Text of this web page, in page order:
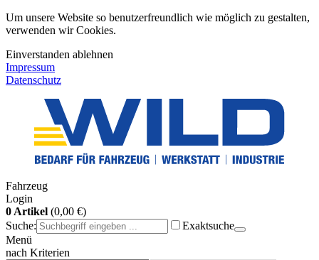
Um unsere Website so benutzerfreundlich wie möglich zu gestalten,
verwenden wir Cookies.
Einverstanden ablehnen
Impressum
Datenschutz
Fahrzeug
Login
0 Artikel (0,00 €)
Suche:
Exaktsuche
Menü
nach Kriterien